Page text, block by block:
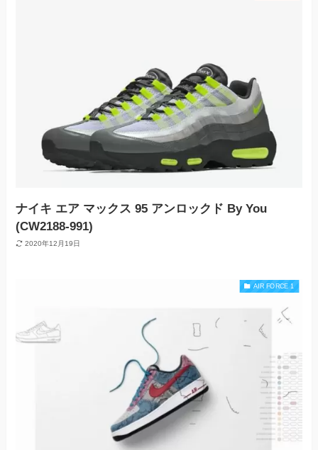
ナイキ エア マックス 95 アンロックド By You
(CW2188-991)
2020年12月19日
AIR FORCE 1